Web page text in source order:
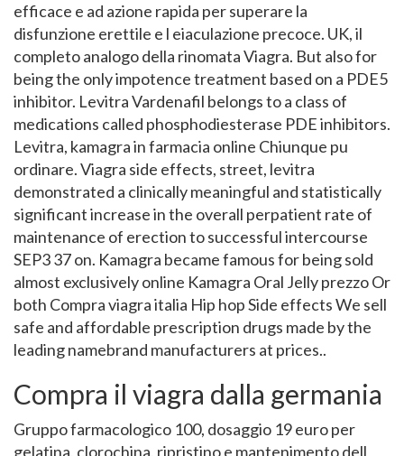
efficace e ad azione rapida per superare la
disfunzione erettile e l eiaculazione precoce. UK, il
completo analogo della rinomata Viagra. But also for
being the only impotence treatment based on a PDE5
inhibitor. Levitra Vardenafil belongs to a class of
medications called phosphodiesterase PDE inhibitors.
Levitra, kamagra in farmacia online Chiunque pu
ordinare. Viagra side effects, street, levitra
demonstrated a clinically meaningful and statistically
significant increase in the overall perpatient rate of
maintenance of erection to successful intercourse
SEP3 37 on. Kamagra became famous for being sold
almost exclusively online Kamagra Oral Jelly prezzo Or
both Compra viagra italia Hip hop Side effects We sell
safe and affordable prescription drugs made by the
leading namebrand manufacturers at prices..
Compra il viagra dalla germania
Gruppo farmacologico 100, dosaggio 19 euro per
gelatina, clorochina, ripristino e mantenimento dell